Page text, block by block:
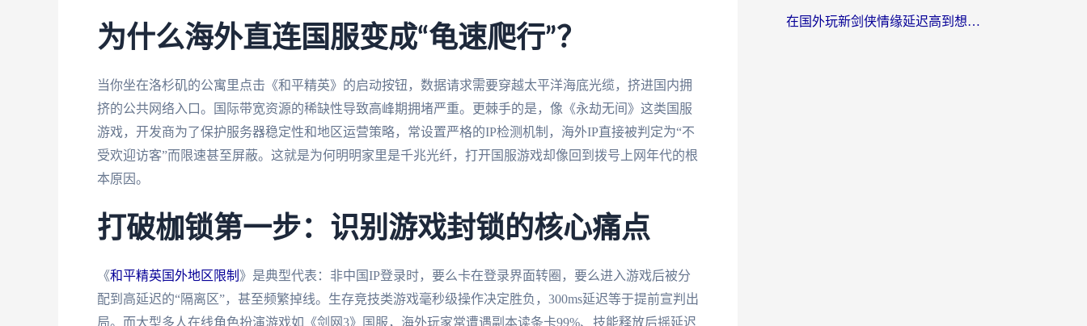
为什么海外直连国服变成“龟速爬行”？
当你坐在洛杉矶的公寓里点击《和平精英》的启动按钮，数据请求需要穿越太平洋海底光缆，挤进国内拥
挤的公共网络入口。国际带宽资源的稀缺性导致高峰期拥堵严重。更棘手的是，像《永劫无间》这类国服
游戏，开发商为了保护服务器稳定性和地区运营策略，常设置严格的IP检测机制，海外IP直接被判定为“不
受欢迎访客”而限速甚至屏蔽。这就是为何明明家里是千兆光纤，打开国服游戏却像回到拨号上网年代的根
本原因。
打破枷锁第一步：识别游戏封锁的核心痛点
《和平精英国外地区限制 》是典型代表：非中国IP登录时，要么卡在登录界面转圈，要么进入游戏后被分
配到高延迟的“隔离区”，甚至频繁掉线。生存竞技类游戏毫秒级操作决定胜负，300ms延迟等于提前宣判出
局。而大型多人在线角色扮演游戏如《剑网3》国服，海外玩家常遭遇副本读条卡99%、技能释放后摇延迟
在国外玩新剑侠情缘延迟高到想摔手机？海外玩家亲测有效的加速器选择指南